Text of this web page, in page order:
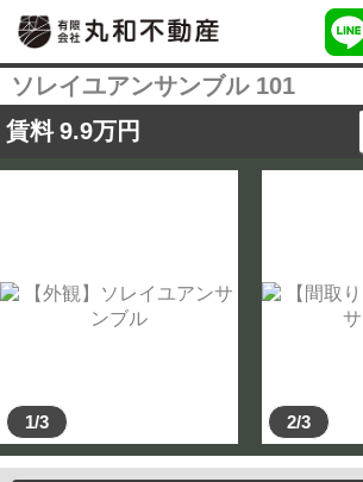
ソレイユアンサンブル 101
賃料 9.9万円
1/3 2/3